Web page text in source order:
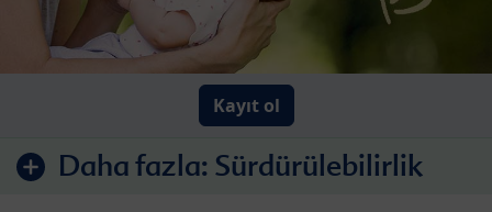
Kayıt ol
Daha fazla: Sürdürülebilirlik